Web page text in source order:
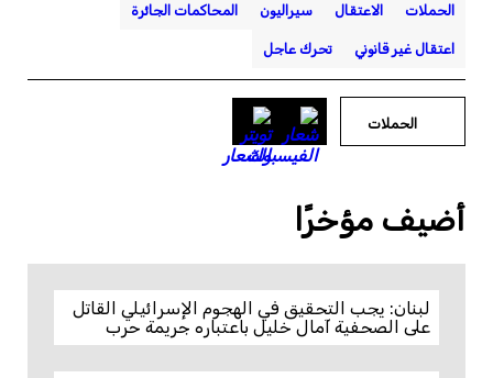
الحملات الاعتقال سيراليون المحاكمات الجائرة
اعتقال غير قانوني تحرك عاجل
الحملات
أضيف مؤخرًا
لبنان: يجب التحقيق في الهجوم الإسرائيلي القاتل
على الصحفية آمال خليل باعتباره جريمة حرب